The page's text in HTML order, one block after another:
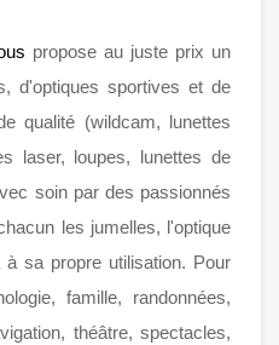
propose au juste prix un
d'optiques sportives et de
qualité (wildcam, lunettes
laser, loupes, lunettes de
soin par des passionnés
les jumelles, l'optique
sa propre utilisation. Pour
famille, randonnées,
théâtre, spectacles,